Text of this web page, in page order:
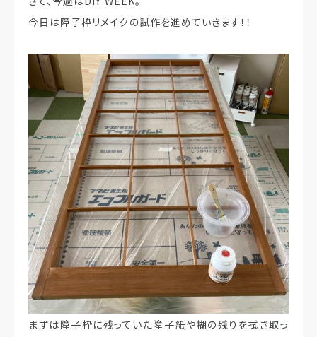
今日は障子枠リメイクの試作を進めていきます！！
まずは障子枠に残っていた障子紙や糊の残りを拭き取っ